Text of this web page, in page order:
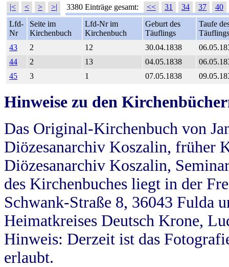
|< < > >| 3380 Einträge gesamt: << 31 34 37
40
Lfd-
Nr
Seite im
Kirchenbuch
Lfd-Nr im
Kirchenbuch
Geburt des
Täuflings
Taufe
Täuflings
43
2 12 30.04.1838
44
2 13 04.05.1838
45
3 1 07.05.1838
Hinweise zu den
Das Original-Kirchenbuch von
Diözesanarchiv Koszalin, früher
Diözesanarchiv Koszalin,
des Kirchenbuches liegt in der
Schwank-Straße 8, 36043 Fulda
Heimatkreises Deutsch Krone,
Hinweis: Derzeit ist das
erlaubt.